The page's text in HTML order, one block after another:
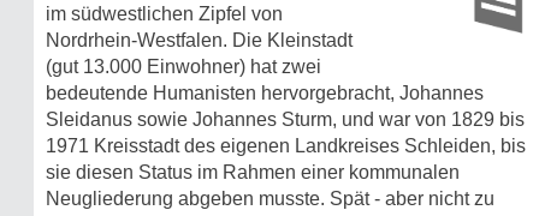
im südwestlichen Zipfel von
Nordrhein-Westfalen. Die Kleinstadt
(gut 13.000 Einwohner) hat zwei
bedeutende Humanisten hervorgebracht, Johannes
Sleidanus sowie Johannes Sturm, und war von 1829 bis
1971 Kreisstadt des eigenen Landkreises Schleiden, bis
sie diesen Status im Rahmen einer kommunalen
Neugliederung abgeben musste. Spät - aber nicht zu